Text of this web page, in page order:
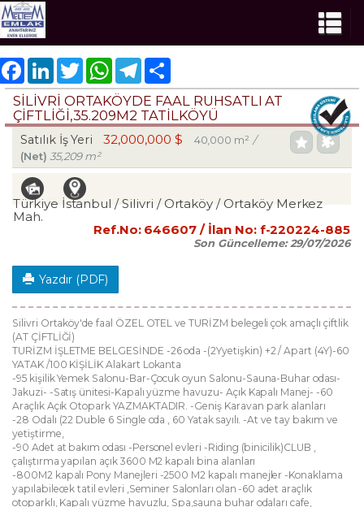
FacebookLinkedInTwitter WhatsAppTelegram
SILIVRI ORTAKÖYDE FAAL RUHSATLI AT
ÇIFTLIĞI,35.209M2 TATILKÖYÜ
Satılık İş Yeri 32,000,000 $ 40,000 m² /
(Net) 35,209 m²
Türkiye İstanbul / Silivri / Ortaköy / Ortaköy Merkez
Mah.
Ref.No: 646607 / İlan No: f-220224-885
Son Güncelleme:29/07/2026
Yazdır (PDF)
Silivri Ortaköy'de faal ÖZEL OTEL ve TURİZM belegeli çok amaçlı çiftlik
(AT ÇİFTLİĞİ)
TURİZM İŞLETME BELGESİNDE -26 oda -(2Yyetişkin) +2 / Apart (4Y)-60
YATAK /100 KİŞİLİK Alakart Lokanta
-95 kişilik Yemek Salonu-Bar-Çocuk oyun Salonu-Sauna-Buhar odası-
Jakuzi- -Satış ünitesi-Kapalı yüzme havuzu- Açık Kapalı Manej- -60
Araçlık Açık Otopark YAZMAKTADIR. -Geniş Karavan park alanları
-28 Odalı (22 Duble 6 Single oda , 60 Yatak sayılı. -At ve tay bakım ve
yetiştirme,
-90 Adet at bakım odası -Personel evleri -Riding (binicilik)CLUB ,
çalıştırma yapılan açık 3600 M2 kapalı bina alanları
-800M2 kapalı Pony Manejleri -2500 M2 kapalı manejler -Konaklama
yapılabilecek tatil evleri ,Seminer Salonları olan -60 adet araçlık
otoparklı, Kapalı yüzme havuzlu, Spa,sauna buhar odaları cafe,